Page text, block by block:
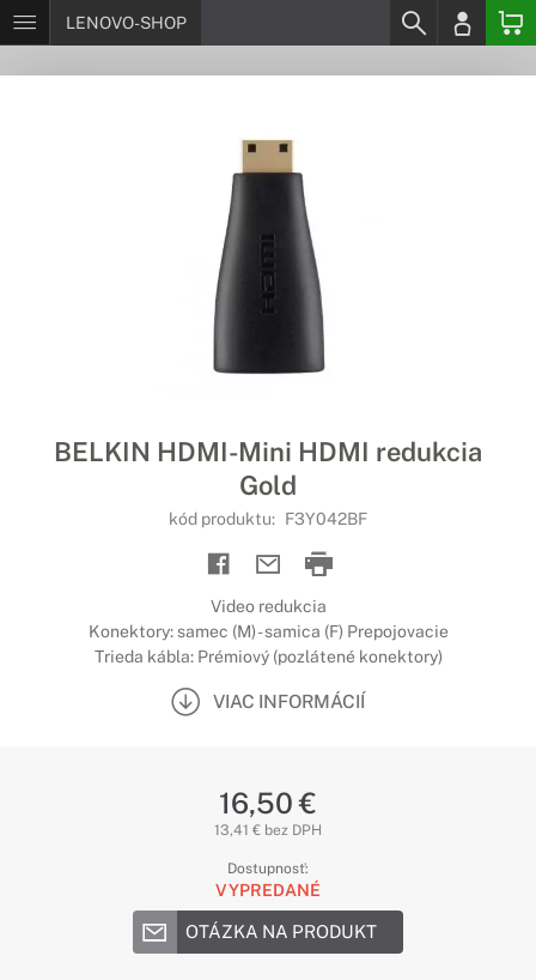
LENOVO-SHOP
BELKIN HDMI-Mini HDMI redukcia
Gold
kód produktu: F3Y042BF
Video redukcia
Konektory: samec (M) - samica (F) Prepojovacie
Trieda kábla: Prémiový (pozlátené konektory)
VIAC INFORMÁCIÍ
16,50 €
13,41 € bez DPH
Dostupnosť:
VYPREDANÉ
OTÁZKA NA PRODUKT